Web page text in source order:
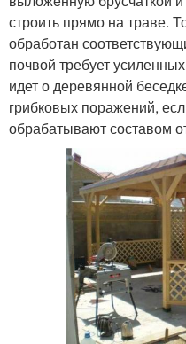
строить прямо на траве.
обработан
почвой требует
идет о деревянной
грибковых поражений,
обрабатывают составом